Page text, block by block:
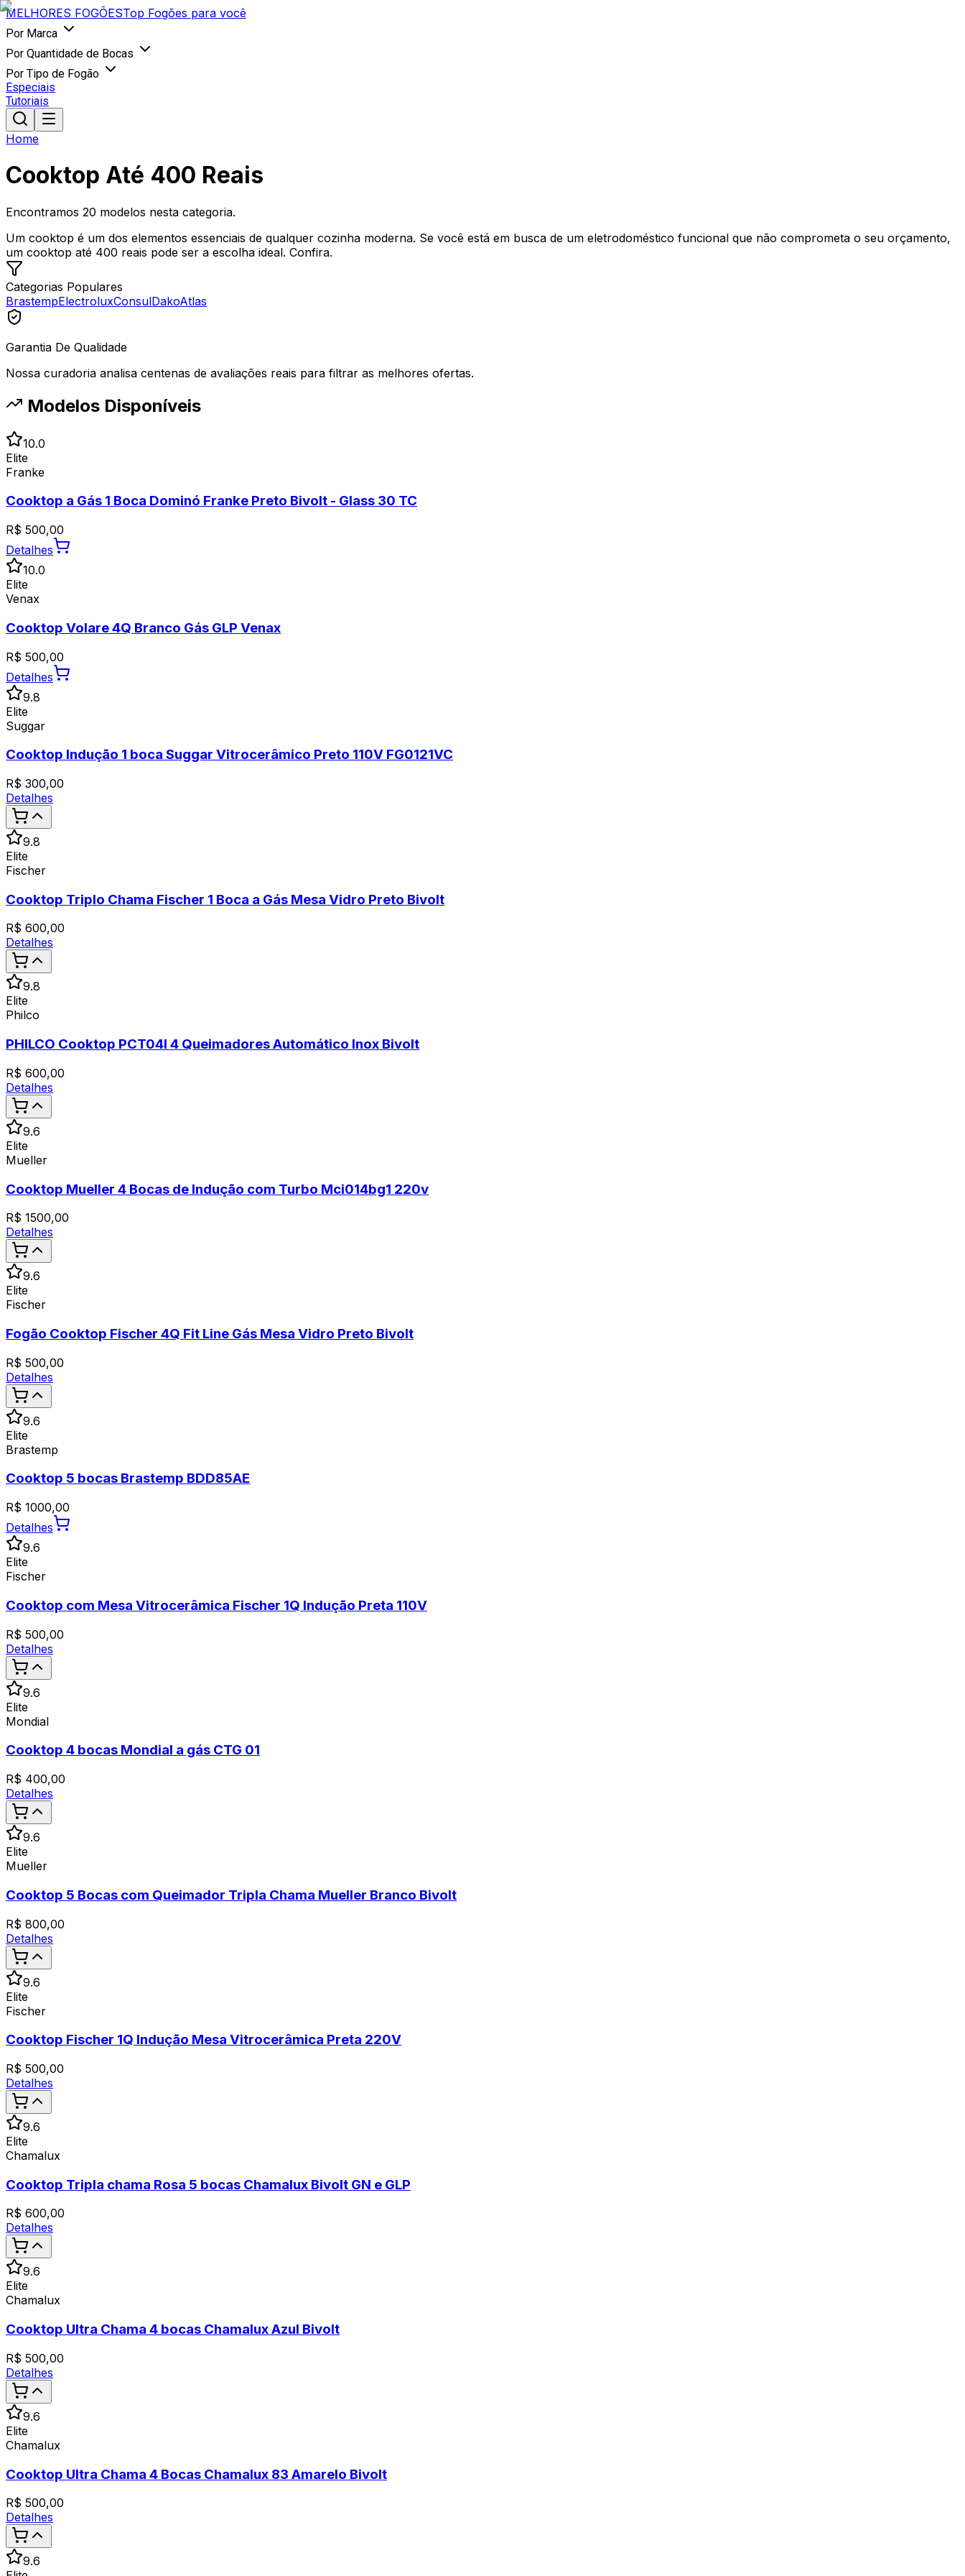
MELHORES FOGÕESTop Fogões para você
Por Marca
Por Quantidade de Bocas
Por Tipo de Fogão
Especiais
Tutoriais
Home
Cooktop Até 400 Reais
Encontramos 20 modelos nesta categoria.
Um cooktop é um dos elementos essenciais de qualquer cozinha moderna. Se você está em busca de um eletrodoméstico funcional que não comprometa o seu orçamento,
um cooktop até 400 reais pode ser a escolha ideal. Confira.
Categorias Populares
BrastempElectroluxConsulDakoAtlas
Garantia De Qualidade
Nossa curadoria analisa centenas de avaliações reais para filtrar as melhores ofertas.
Modelos Disponíveis
10.0
Elite
Franke
Cooktop a Gás 1 Boca Dominó Franke Preto Bivolt - Glass 30 TC
R$ 500,00
Detalhes
10.0
Elite
Venax
Cooktop Volare 4Q Branco Gás GLP Venax
R$ 500,00
Detalhes
9.8
Elite
Suggar
Cooktop Indução 1 boca Suggar Vitrocerâmico Preto 110V FG0121VC
R$ 300,00
Detalhes
9.8
Elite
Fischer
Cooktop Triplo Chama Fischer 1 Boca a Gás Mesa Vidro Preto Bivolt
R$ 600,00
Detalhes
9.8
Elite
Philco
PHILCO Cooktop PCT04I 4 Queimadores Automático Inox Bivolt
R$ 600,00
Detalhes
9.6
Elite
Mueller
Cooktop Mueller 4 Bocas de Indução com Turbo Mci014bg1 220v
R$ 1500,00
Detalhes
9.6
Elite
Fischer
Fogão Cooktop Fischer 4Q Fit Line Gás Mesa Vidro Preto Bivolt
R$ 500,00
Detalhes
9.6
Elite
Brastemp
Cooktop 5 bocas Brastemp BDD85AE
R$ 1000,00
Detalhes
9.6
Elite
Fischer
Cooktop com Mesa Vitrocerâmica Fischer 1Q Indução Preta 110V
R$ 500,00
Detalhes
9.6
Elite
Mondial
Cooktop 4 bocas Mondial a gás CTG 01
R$ 400,00
Detalhes
9.6
Elite
Mueller
Cooktop 5 Bocas com Queimador Tripla Chama Mueller Branco Bivolt
R$ 800,00
Detalhes
9.6
Elite
Fischer
Cooktop Fischer 1Q Indução Mesa Vitrocerâmica Preta 220V
R$ 500,00
Detalhes
9.6
Elite
Chamalux
Cooktop Tripla chama Rosa 5 bocas Chamalux Bivolt GN e GLP
R$ 600,00
Detalhes
9.6
Elite
Chamalux
Cooktop Ultra Chama 4 bocas Chamalux Azul Bivolt
R$ 500,00
Detalhes
9.6
Elite
Chamalux
Cooktop Ultra Chama 4 Bocas Chamalux 83 Amarelo Bivolt
R$ 500,00
Detalhes
9.6